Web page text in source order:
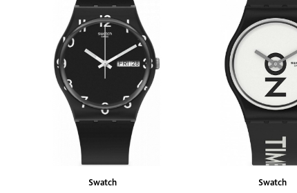
Swatch Swatch